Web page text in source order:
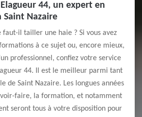
Elagueur 44, un expert en
Nazaire
il tailler une haie ? Si vous avez
à ce sujet ou, encore mieux,
professionnel, confiez votre service
44. Il est le meilleur parmi tant
de Saint Nazaire. Les longues années
faire, la formation, et notamment
seront tous à votre disposition pour